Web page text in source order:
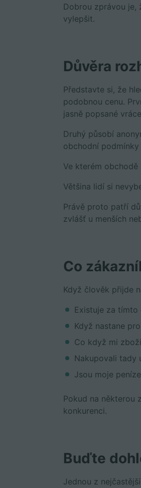
Dobrou zprávou je,
vylepšit.
Důvěra
Představte si, že
podobnou cenu.
jasně popsané
Druhý působí
obchodní
Ve kterém
Většina lidí si
Právě proto patří
zvlášť u menších
Co
Když člověk přijde
Existuje za tímto
Když nastane
Co když mi
Nakupovali tady
Jsou moje
Pokud na některou
konkurenci.
Buďte
Jednou z